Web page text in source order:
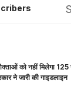
को नहीं मिलेगा 125
ने जारी की गाइडलाइन